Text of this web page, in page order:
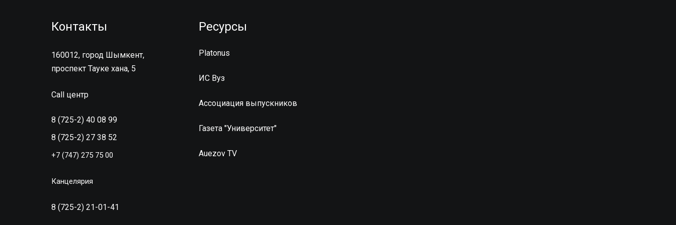
Контакты
160012, город Шымкент,
проспект Тауке хана, 5
Call центр
8 (725-2) 40 08 99
8 (725-2) 27 38 52
+7 (747) 275 75 00
Канцелярия
8 (725-2) 21-01-41
Ресурсы
Platonus
ИС Вуз
Ассоциация выпускников
Газета "Университет"
Auezov TV